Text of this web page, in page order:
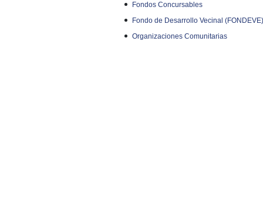
Fondos Concursables
Fondo de Desarrollo Vecinal (FONDEVE)
Organizaciones Comunitarias